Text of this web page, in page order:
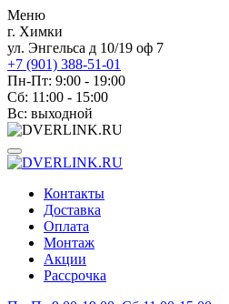
Меню
г. Химки
ул. Энгельса д 10/19 оф 7
+7 (901) 388-51-01
Пн-Пт: 9:00 - 19:00
Сб: 11:00 - 15:00
Вс: выходной
Контакты
Доставка
Оплата
Монтаж
Акции
Рассрочка